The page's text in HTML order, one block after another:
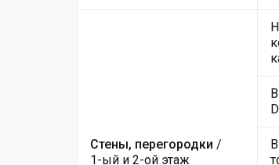
Стены, перегородки /
1-ый и 2-ой этаж